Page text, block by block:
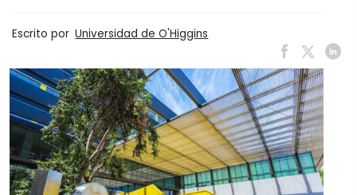
Escrito por Universidad de O'Higgins